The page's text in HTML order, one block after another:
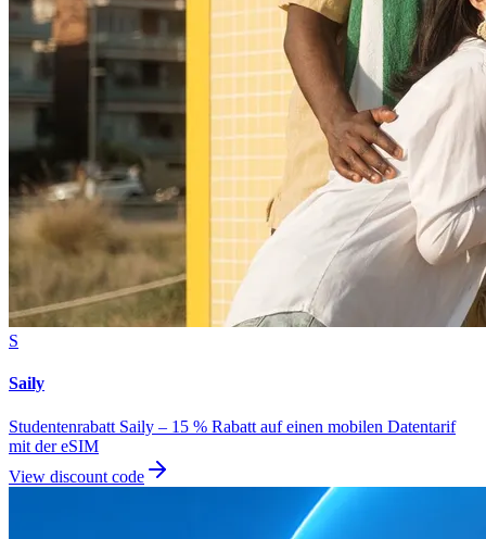
S
Saily
Studentenrabatt Saily – 15 % Rabatt auf einen mobilen Datentarif
mit der eSIM
View discount code